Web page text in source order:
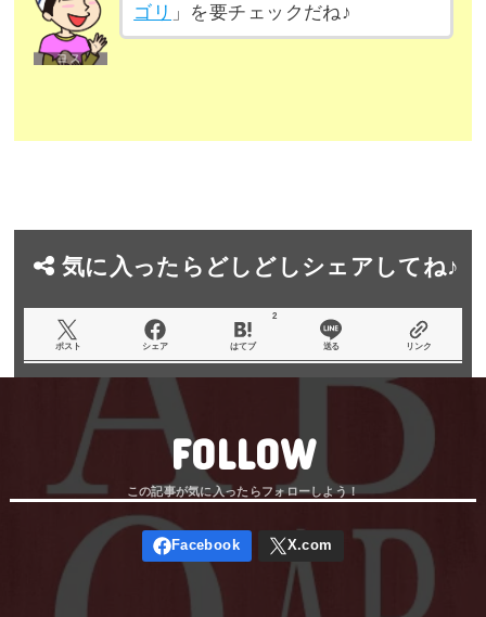
ゴリ 」を要チェックだね♪
気に入ったらどしどしシェアしてね♪
ポスト シェア はてブ
2
送る リンク
FOLLOW